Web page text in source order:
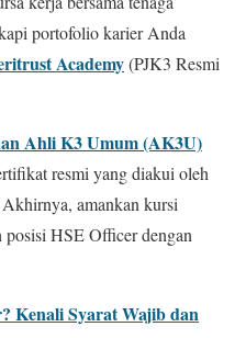
portofolio karier Anda
Academy(PJK3 Resmi
Ahli K3 Umum (AK3U)
resmi yang diakui oleh
amankan kursi
HSE Officer dengan
Kenali Syarat Wajib dan